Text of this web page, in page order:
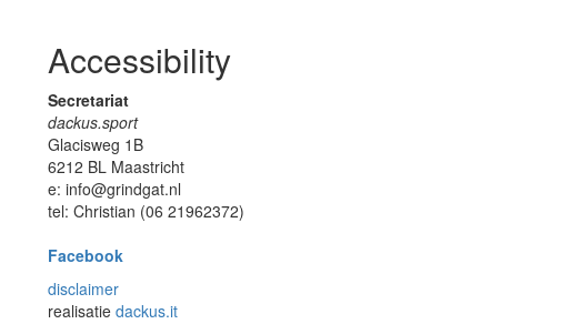
Accessibility
Secretariat
dackus.sport
Glacisweg 1B
6212 BL Maastricht
e: info@grindgat.nl
tel: Christian (06 21962372)
Facebook
disclaimer
realisatie dackus.it